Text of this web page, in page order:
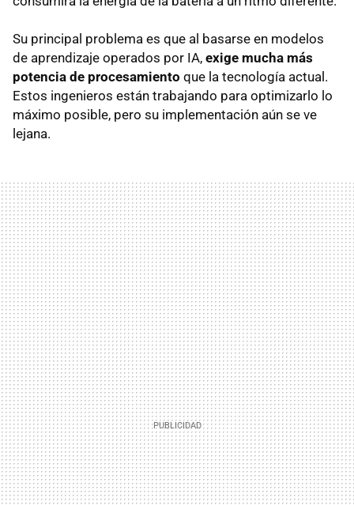
Su principal problema es que al basarse en modelos
de aprendizaje operados por IA, exige mucha más
potencia de procesamiento que la tecnología actual.
Estos ingenieros están trabajando para optimizarlo lo
máximo posible, pero su implementación aún se ve
lejana.